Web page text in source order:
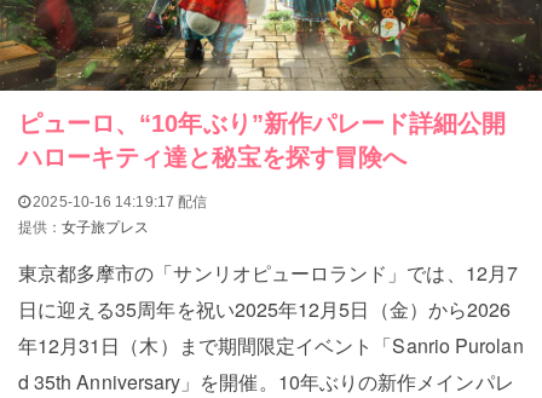
ピューロ、“10年ぶり”新作パレード詳細公開
ハローキティ達と秘宝を探す冒険へ
2025-10-16 14:19:17 配信
提供：女子旅プレス
東京都多摩市の「サンリオピューロランド」では、12月7
日に迎える35周年を祝い2025年12月5日（金）から2026
年12月31日（木）まで期間限定イベント「Sanrio Purolan
d 35th Anniversary」を開催。10年ぶりの新作メインパレ